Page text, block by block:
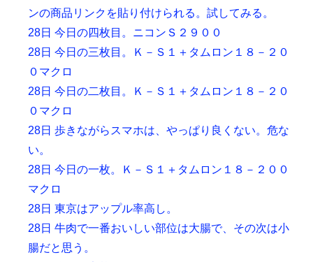
ンの商品リンクを貼り付けられる。試してみる。
28日 今日の四枚目。ニコンＳ２９００
28日 今日の三枚目。Ｋ－Ｓ１＋タムロン１８－２０
０マクロ
28日 今日の二枚目。Ｋ－Ｓ１＋タムロン１８－２０
０マクロ
28日 歩きながらスマホは、やっぱり良くない。危な
い。
28日 今日の一枚。Ｋ－Ｓ１＋タムロン１８－２００
マクロ
28日 東京はアップル率高し。
28日 牛肉で一番おいしい部位は大腸で、その次は小
腸だと思う。